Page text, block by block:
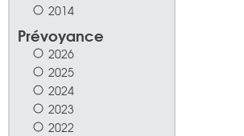
2014
Prévoyance
2026
2025
2024
2023
2022